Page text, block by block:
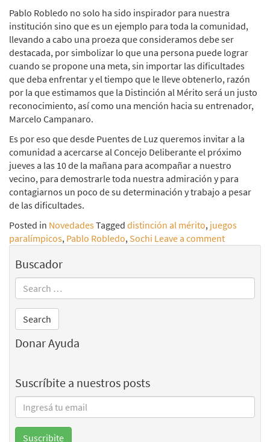
Pablo Robledo no solo ha sido inspirador para nuestra
institución sino que es un ejemplo para toda la comunidad,
llevando a cabo una proeza que consideramos debe ser
destacada, por simbolizar lo que una persona puede lograr
cuando se propone una meta, sin importar las dificultades
que deba enfrentar y el tiempo que le lleve obtenerlo, razón
por la que estimamos que la Distinción al Mérito será un justo
reconocimiento, así como una mención hacia su entrenador,
Marcelo Campanaro.
Es por eso que desde Puentes de Luz queremos invitar a la
comunidad a acercarse al Concejo Deliberante el próximo
jueves a las 10 de la mañana para acompañar a nuestro
vecino, para demostrarle toda nuestra admiración y para
contagiarnos un poco de su determinación y trabajo a pesar
de las dificultades.
Posted in NovedadesTagged distinción al mérito, juegos
paralímpicos, Pablo Robledo, Sochi Leave a comment
Buscador
Donar Ayuda
Suscríbite a nuestros posts